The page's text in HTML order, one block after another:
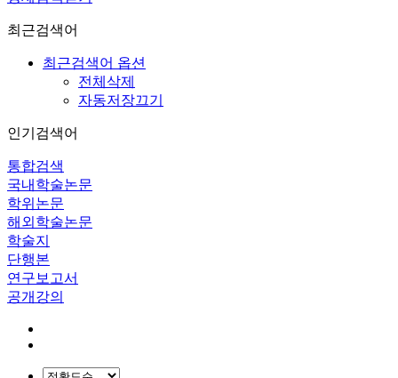
최근검색어
최근검색어 옵션
전체삭제
자동저장끄기
인기검색어
통합검색
국내학술논문
학위논문
해외학술논문
학술지
단행본
연구보고서
공개강의